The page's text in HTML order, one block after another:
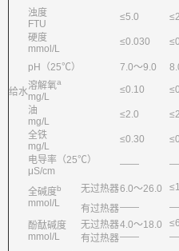
给水
浊度
FTU
≤5.0
硬度
mmol/L
≤0.030
pH（25℃） 7.0～9.0
溶解氧a
mg/L
≤0.10
油
mg/L
≤2.0
全铁
mg/L
≤0.30
电导率（25℃）
μS/cm
——
全碱度b
mmol/L
无过热器6.0～26.0
有过热器——
酚酞碱度
mmol/L
无过热器4.0～18.0
有过热器——